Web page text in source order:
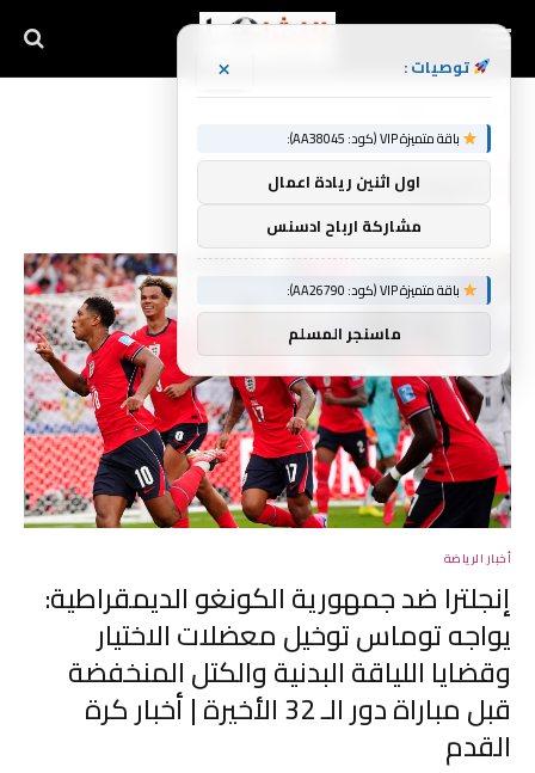
جمهورية
أخبار الرياضة
إنجلترا ضد جمهورية الكونغو الديمقراطية:
يواجه توماس توخيل معضلات الاختيار
وقضايا اللياقة البدنية والكتل المنخفضة
قبل مباراة دور الـ 32 الأخيرة | أخبار كرة
القدم
توصيات : ×
باقة متميزة VIP (كود: AA38045):
اول اثنين ريادة اعمال
مشاركة ارباح ادسنس
باقة متميزة VIP (كود: AA26790):
ماسنجر المسلم